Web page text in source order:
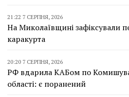
21:22 7 СЕРПНЯ, 2026
На Миколаївщині зафіксували
каракурта
20:20 7 СЕРПНЯ, 2026
РФ вдарила КАБом по
області: є поранений